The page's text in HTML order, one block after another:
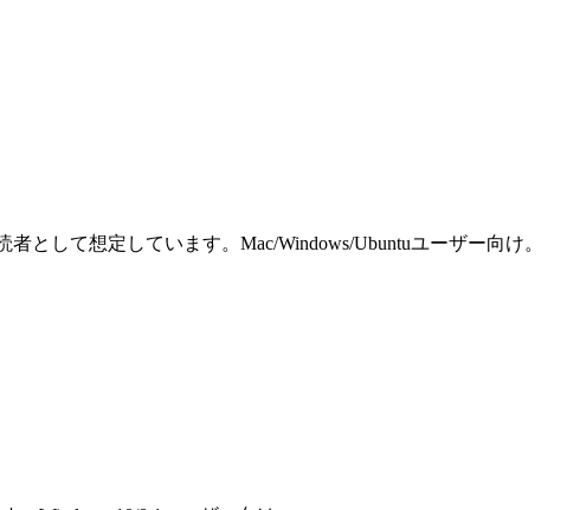
として想定しています。Mac/Windows/Ubuntuユーザー向け。